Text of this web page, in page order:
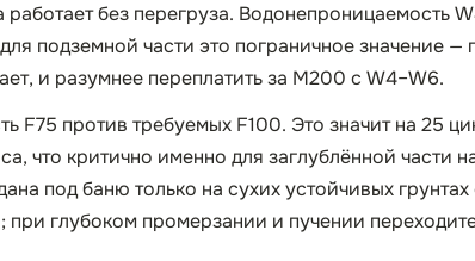
работает без перегруза. Водонепроницаемость
подземной части это пограничное значение —
и разумнее переплатить за М200 с W4–W6.
F75 против требуемых F100. Это значит на 25
что критично именно для заглублённой части
под баню только на сухих устойчивых грунтах
глубоком промерзании и пучении